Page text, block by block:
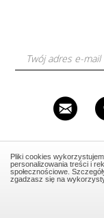
NIP: 5252327418, Tel.:
salon@warsztatpiekna.pl
Nie prowadzimy
Pliki cookies
personalizowania treści i
społecznościowe.
zgadzasz się na